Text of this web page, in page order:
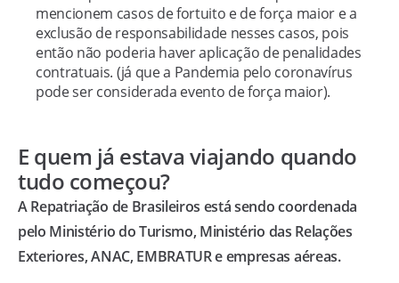
mencionem casos de fortuito e de força maior e a
exclusão de responsabilidade nesses casos, pois
então não poderia haver aplicação de penalidades
contratuais. (já que a Pandemia pelo coronavírus
pode ser considerada evento de força maior).
E quem já estava viajando quando
tudo começou?
A Repatriação de Brasileiros está sendo coordenada
pelo Ministério do Turismo, Ministério das Relações
Exteriores, ANAC, EMBRATUR e empresas aéreas.